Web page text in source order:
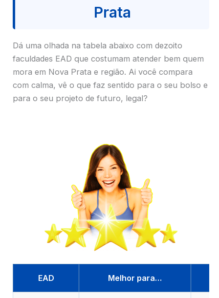
Prata
Dá uma olhada na tabela abaixo com dezoito
faculdades EAD que costumam atender bem quem
mora em Nova Prata e região. Ai você compara
com calma, vê o que faz sentido para o seu bolso e
para o seu projeto de futuro, legal?
EAD Melhor para…